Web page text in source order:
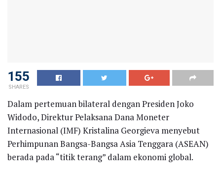
155
SHARES
Dalam pertemuan bilateral dengan Presiden Joko
Widodo, Direktur Pelaksana Dana Moneter
Internasional (IMF) Kristalina Georgieva menyebut
Perhimpunan Bangsa-Bangsa Asia Tenggara (ASEAN)
berada pada “titik terang” dalam ekonomi global.